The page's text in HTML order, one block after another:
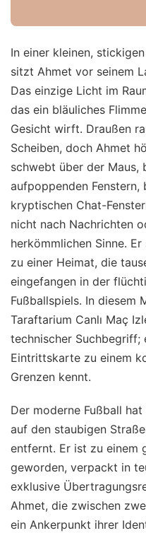
In einer kleinen,
sitzt Ahmet vor seinem
Das einzige Licht im
das ein bläuliches
Gesicht wirft. Draußen
Scheiben, doch Ahmet
schwebt über der Maus,
aufpoppenden Fenstern,
kryptischen Chat-
nicht nach Nachrichten
herkömmlichen Sinne.
zu einer Heimat, die
eingefangen in der
Fußballspiels. In diesem
Taraftarium Canlı Maç
technischer Suchbegriff;
Eintrittskarte zu einem
Grenzen kennt.
Der moderne Fußball
auf den staubigen
entfernt. Er ist zu einem
geworden, verpackt in
exklusive
Ahmet, die zwischen
ein Ankerpunkt ihrer